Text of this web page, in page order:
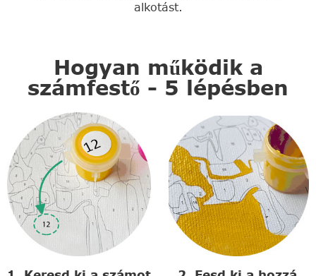
alkotást.
Hogyan működik a
számfestő - 5 lépésben